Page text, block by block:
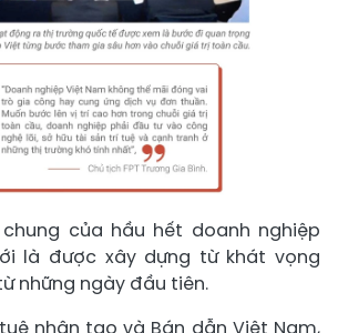
của hầu hết doanh nghiệp
là được xây dựng từ khát vọng
những ngày đầu tiên.